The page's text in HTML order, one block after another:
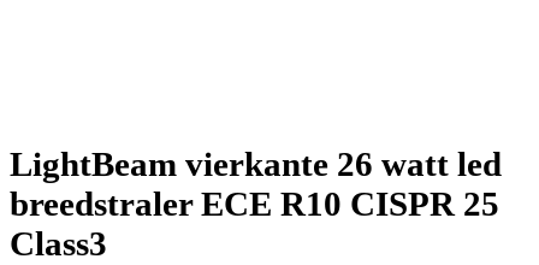
LightBeam vierkante 26 watt led
breedstraler ECE R10 CISPR 25
Class3